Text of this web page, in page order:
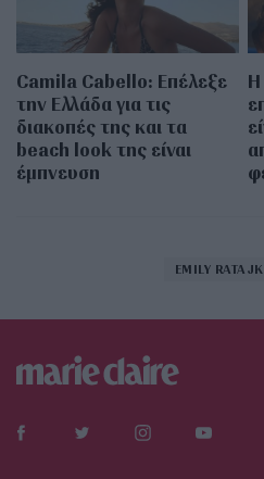
Camila Cabello: Επέλεξε
την Ελλάδα για τις
διακοπές της και τα
beach look της είναι
έμπνευση
Η
EMILY